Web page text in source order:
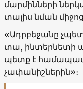
մարմինների
տալիս նման
«Ադրբեջանը
տա, ինտերնետի
պետք է
չափանիշներին»։